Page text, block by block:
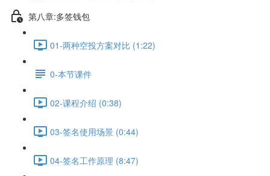
第八章:多签钱包
01-两种空投方案对比 (1:22)
0-本节课件
02-课程介绍 (0:38)
03-签名使用场景 (0:44)
04-签名工作原理 (8:47)